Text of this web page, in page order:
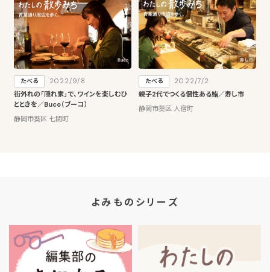
たべる
2022/9/8
街外れの「隠れ家」で、ワインを楽しむひ
とときを／Buco（ブーコ）
静岡市葵区 七間町
たべる
2022/7/2
親子2代でつくる個性ある鮨／寿し市
静岡市葵区 人宿町
よみものシリーズ